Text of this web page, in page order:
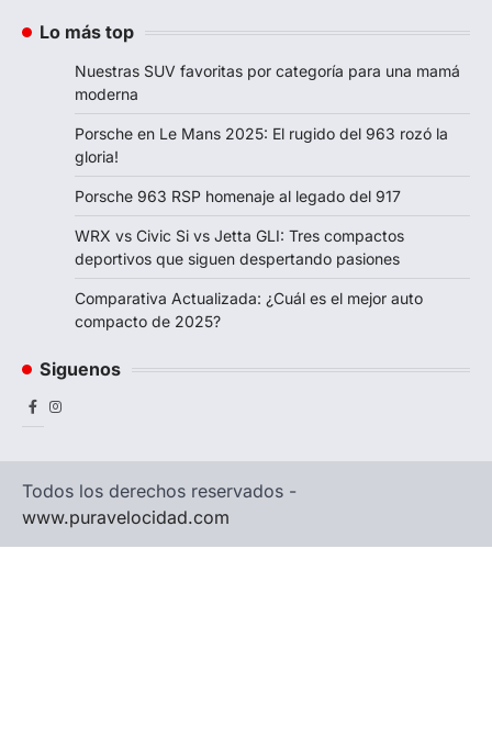
Lo más top
Nuestras SUV favoritas por categoría para una mamá
moderna
Porsche en Le Mans 2025: El rugido del 963 rozó la
gloria!
Porsche 963 RSP homenaje al legado del 917
WRX vs Civic Si vs Jetta GLI: Tres compactos
deportivos que siguen despertando pasiones
Comparativa Actualizada: ¿Cuál es el mejor auto
compacto de 2025?
Siguenos
Facebook
Instagram
Todos los derechos reservados -
www.puravelocidad.com